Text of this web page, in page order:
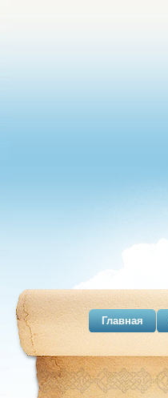
Главная